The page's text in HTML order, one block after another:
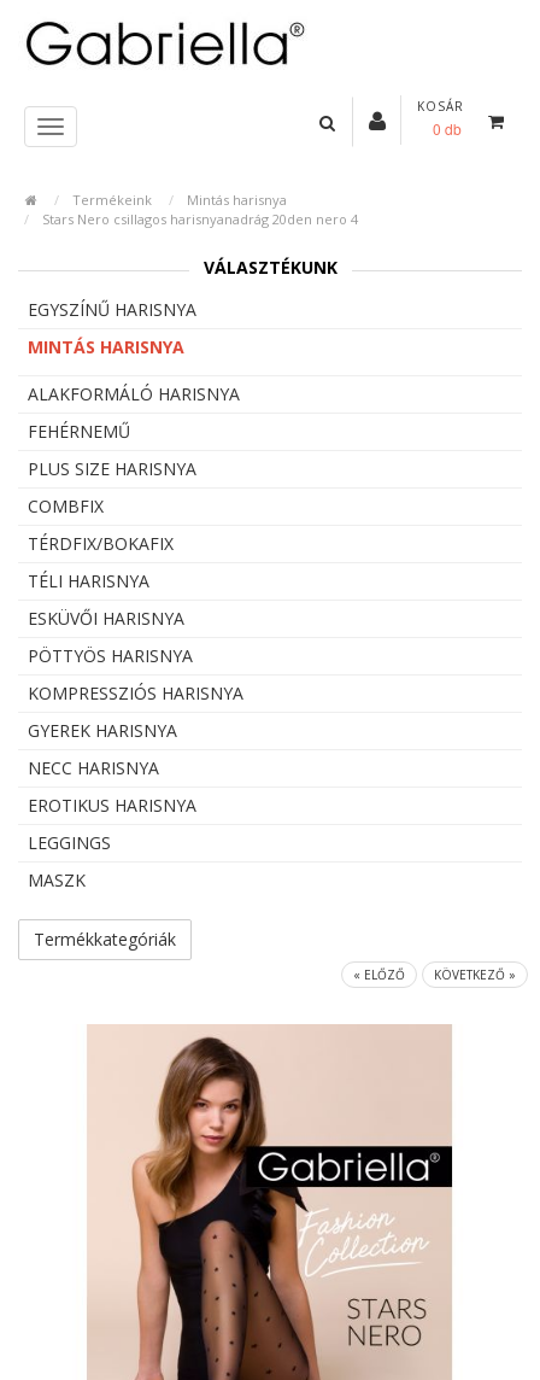
KOSÁR
0 db
Termékeink
Mintás harisnya
Stars Nero csillagos harisnyanadrág 20den nero 4
VÁLASZTÉKUNK
EGYSZÍNŰ HARISNYA
MINTÁS HARISNYA
ALAKFORMÁLÓ HARISNYA
FEHÉRNEMŰ
PLUS SIZE HARISNYA
COMBFIX
TÉRDFIX/BOKAFIX
TÉLI HARISNYA
ESKÜVŐI HARISNYA
PÖTTYÖS HARISNYA
KOMPRESSZIÓS HARISNYA
GYEREK HARISNYA
NECC HARISNYA
EROTIKUS HARISNYA
LEGGINGS
MASZK
Termékkategóriák
« ELŐZŐ KÖVETKEZŐ »